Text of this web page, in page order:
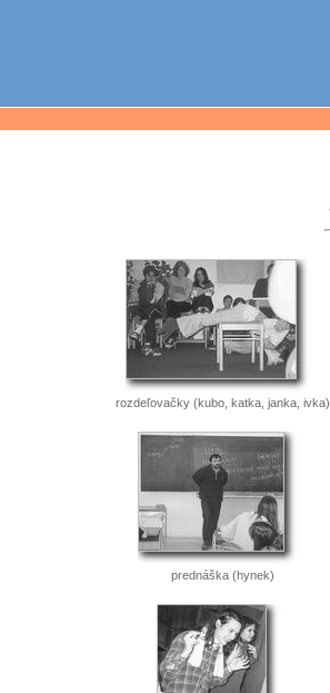
rozdeľovačky (kubo, katka, janka, ivka)
prednáška (hynek)